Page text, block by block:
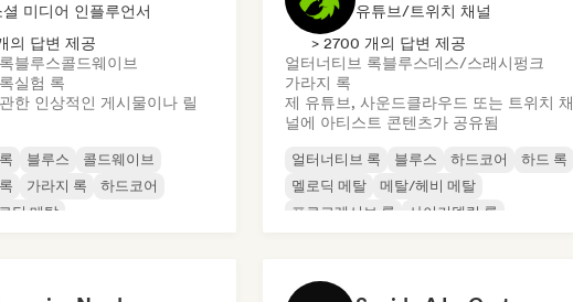
셜 미디어 인플루언서
의 답변 제공
블루스콜드웨이브
실험 록
한 인상적인 게시물이나 릴
블루스
콜드웨이브
가라지 록
하드코어
딕 메탈
유튜브/트위치 채널
> 2700 개의 답변 제공
얼터너티브 록블루스데스/스래시펑크
가라지 록
제 유튜브, 사운드클라우드 또는 트위치 채
널에 아티스트 콘텐츠가 공유됨
얼터너티브 록 블루스 하드코어
하드 록
멜로딕 메탈
메탈/헤비 메탈
프로그레시브 록
사이키델릭 록